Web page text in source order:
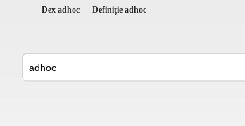
Dex adhoc Definiţie adhoc